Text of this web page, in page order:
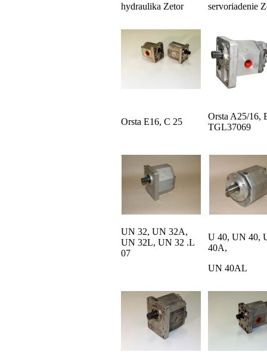
hydraulika Zetor
servoriadenie
Orsta E16, C 25
Orsta A25/16,
TGL37069
UN 32, UN 32A,
UN 32L, UN 32 .L
07
U 40, UN 40,
40A,
UN 40AL